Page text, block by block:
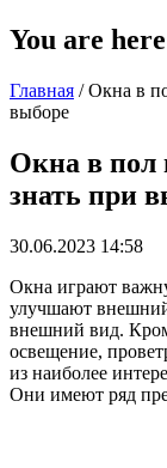
You are here
Главная / Окна в
выборе
Окна в пол
знать при
30.06.2023 14:58
Окна играют
улучшают
внешний вид.
освещение,
из наиболее
Они имеют ряд